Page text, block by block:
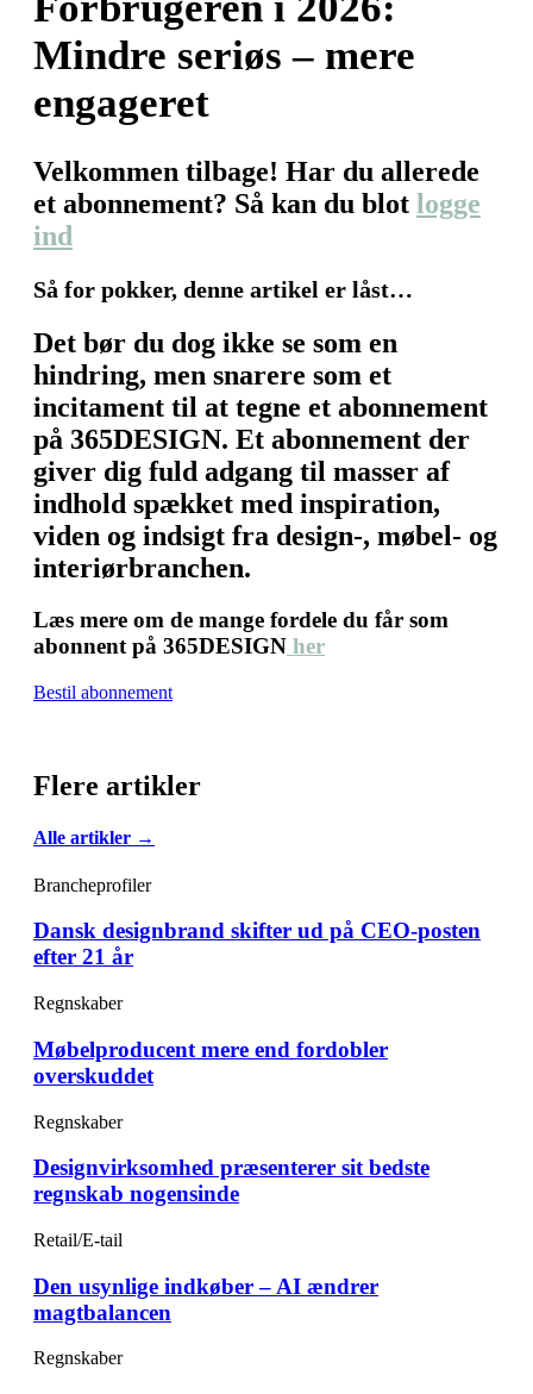
Mindre seriøs – mere
engageret
Velkommen tilbage! Har du allerede
et abonnement? Så kan du blot logge
ind
Så for pokker, denne artikel er låst…
Det bør du dog ikke se som en
hindring, men snarere som et
incitament til at tegne et abonnement
på 365DESIGN. Et abonnement der
giver dig fuld adgang til masser af
indhold spækket med inspiration,
viden og indsigt fra design-, møbel- og
interiørbranchen.
Læs mere om de mange fordele du får som
abonnent på 365DESIGN her
Bestil abonnement
Flere artikler
Alle artikler →
Brancheprofiler
Dansk designbrand skifter ud på CEO-posten
efter 21 år
Regnskaber
Møbelproducent mere end fordobler
overskuddet
Regnskaber
Designvirksomhed præsenterer sit bedste
regnskab nogensinde
Retail/E-tail
Den usynlige indkøber – AI ændrer
magtbalancen
Regnskaber